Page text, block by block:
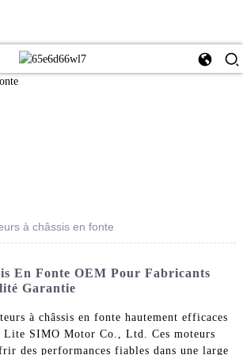
à châssis en fonte
En Fonte OEM Pour Fabricants
Garantie
à châssis en fonte hautement efficaces
Lite SIMO Motor Co., Ltd. Ces moteurs
des performances fiables dans une large